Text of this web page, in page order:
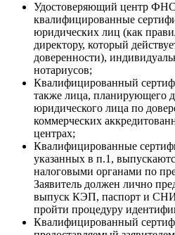
Удостоверяющий центр ФНС
квалифицированные
юридических лиц (как
директору, который
доверенности),
нотариусов;
Квалифицированный
также лица, планирующего
юридического лица по
коммерческих
центрах;
Квалифицированные
указанных в п.1,
налоговыми органами по
Заявитель должен лично
выпуск КЭП, паспорт и
пройти процедуру
Квалифицированный